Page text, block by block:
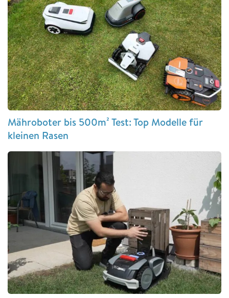
Mähroboter bis 500m² Test: Top Modelle für
kleinen Rasen